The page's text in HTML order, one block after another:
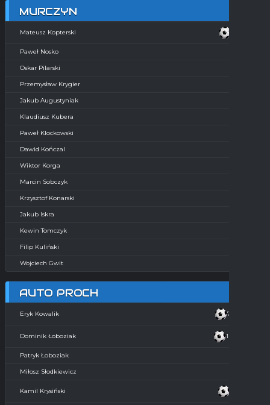
MURCZYN
Mateusz Kopterski
Paweł Nosko
Oskar Pilarski
Przemysław Krygier
Jakub Augustyniak
Klaudiusz Kubera
Paweł Klockowski
Dawid Kończal
Wiktor Korga
Marcin Sobczyk
Krzysztof Konarski
Jakub Iskra
Kewin Tomczyk
Filip Kuliński
Wojciech Gwit
AUTO PROCH
Eryk Kowalik 7', 9'
Dominik Łoboziak 1', 28'
Patryk Łoboziak
Miłosz Słodkiewicz
Kamil Krysiński